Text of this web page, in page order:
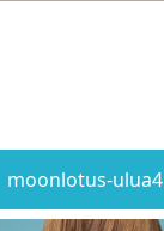
moonlotus-ulua4